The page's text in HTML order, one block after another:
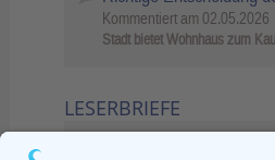
Kommentiert am 02.05.2026
Stadt bietet Wohnhaus zum
LESERBRIEFE